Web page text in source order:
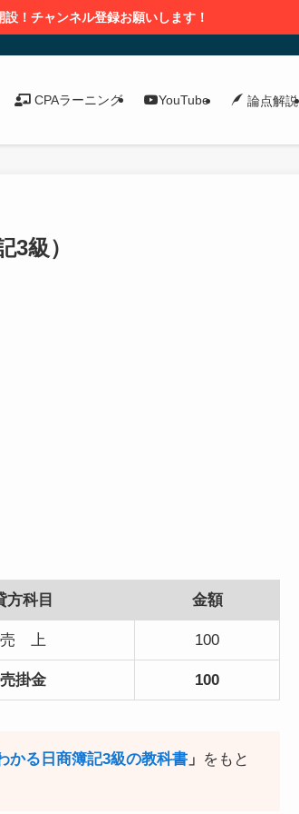
！チャンネル登録お願いします！
CPAラーニング YouTube 論点解説
級）
方科目 金額
売 上 100
売掛金 100
かる日商簿記3級の教科書 」 をもと